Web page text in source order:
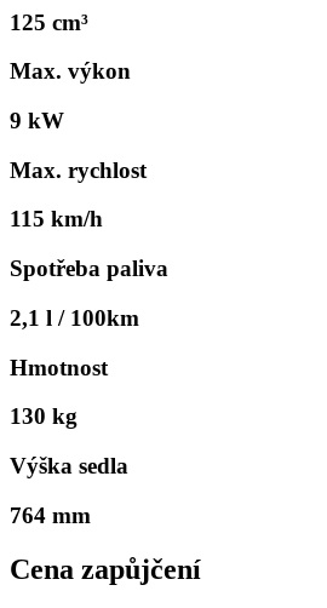
125 cm³
Max. výkon
9 kW
Max. rychlost
115 km/h
Spotřeba paliva
2,1 l / 100km
Hmotnost
130 kg
Výška sedla
764 mm
Cena zapůjčení